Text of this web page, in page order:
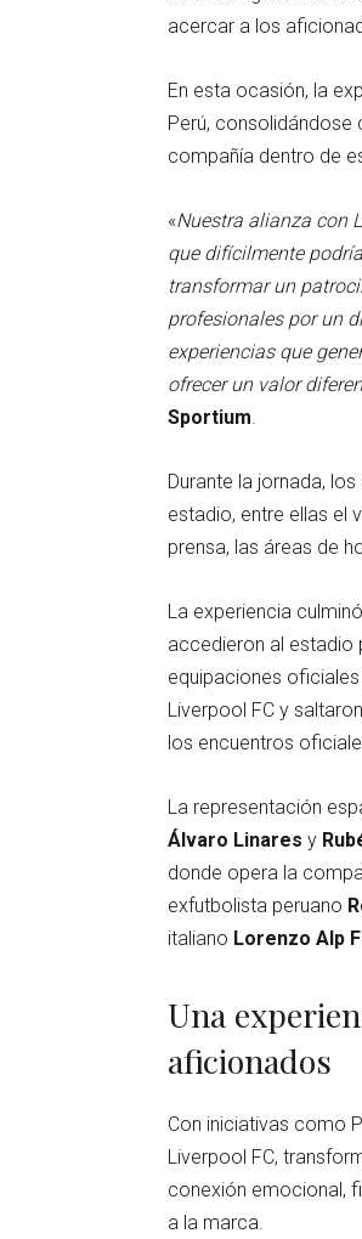
acercar a los
En esta ocasión, la
Perú, consolidándose
compañía dentro de
«Nuestra alianza con
que difícilmente
transformar un
profesionales por un
experiencias que
ofrecer un valor
Sportium
Durante la jornada,
estadio, entre ellas el
prensa, las áreas de
La experiencia
accedieron al estadio
equipaciones
Liverpool FC y
los encuentros
La representación
Álvaro Linares y
donde opera la
exfutbolista peruano
italiano Lorenzo Alp
Una
aficionados
Con iniciativas como
Liverpool FC,
conexión emocional,
a la marca.